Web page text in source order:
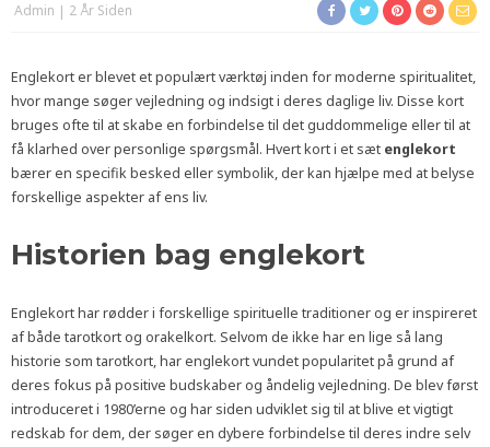
Admin 2 År Siden
Englekort er blevet et populært værktøj inden for moderne spiritualitet,
hvor mange søger vejledning og indsigt i deres daglige liv. Disse kort
bruges ofte til at skabe en forbindelse til det guddommelige eller til at
få klarhed over personlige spørgsmål. Hvert kort i et sæt englekort
bærer en specifik besked eller symbolik, der kan hjælpe med at belyse
forskellige aspekter af ens liv.
Historien bag englekort
Englekort har rødder i forskellige spirituelle traditioner og er inspireret
af både tarotkort og orakelkort. Selvom de ikke har en lige så lang
historie som tarotkort, har englekort vundet popularitet på grund af
deres fokus på positive budskaber og åndelig vejledning. De blev først
introduceret i 1980’erne og har siden udviklet sig til at blive et vigtigt
redskab for dem, der søger en dybere forbindelse til deres indre selv